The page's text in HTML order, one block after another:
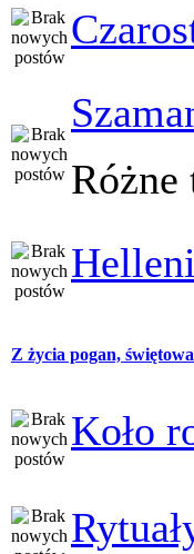
Różne
Z życia pogan,
Koło